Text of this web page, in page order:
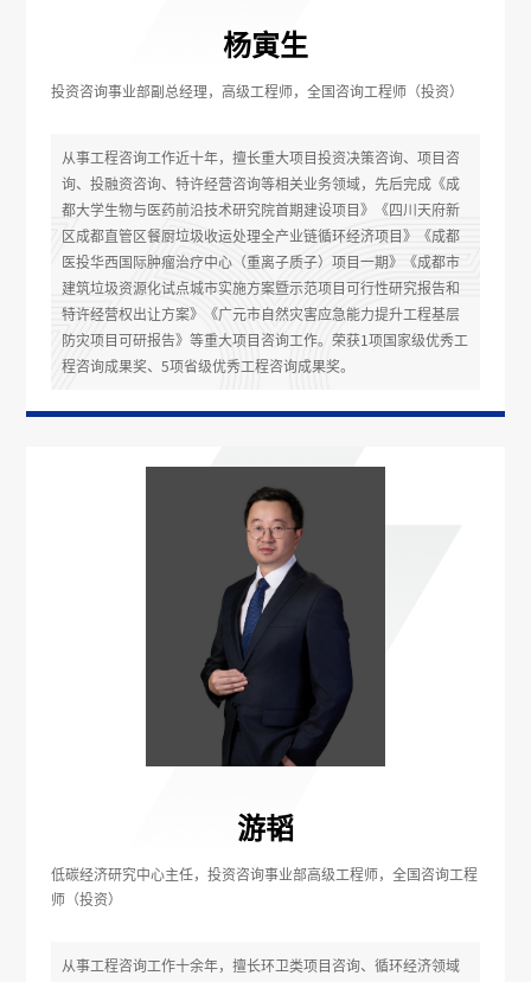
杨寅生
投资咨询事业部副总经理，高级工程师，全国咨询工程师（投资）
从事工程咨询工作近十年，擅长重大项目投资决策咨询、项目咨
询、投融资咨询、特许经营咨询等相关业务领域，先后完成《成
都大学生物与医药前沿技术研究院首期建设项目》《四川天府新
区成都直管区餐厨垃圾收运处理全产业链循环经济项目》《成都
医投华西国际肿瘤治疗中心（重离子质子）项目一期》《成都市
建筑垃圾资源化试点城市实施方案暨示范项目可行性研究报告和
特许经营权出让方案》《广元市自然灾害应急能力提升工程基层
防灾项目可研报告》等重大项目咨询工作。荣获1项国家级优秀工
程咨询成果奖、5项省级优秀工程咨询成果奖。
游韬
低碳经济研究中心主任，投资咨询事业部高级工程师，全国咨询工程
师（投资）
从事工程咨询工作十余年，擅长环卫类项目咨询、循环经济领域